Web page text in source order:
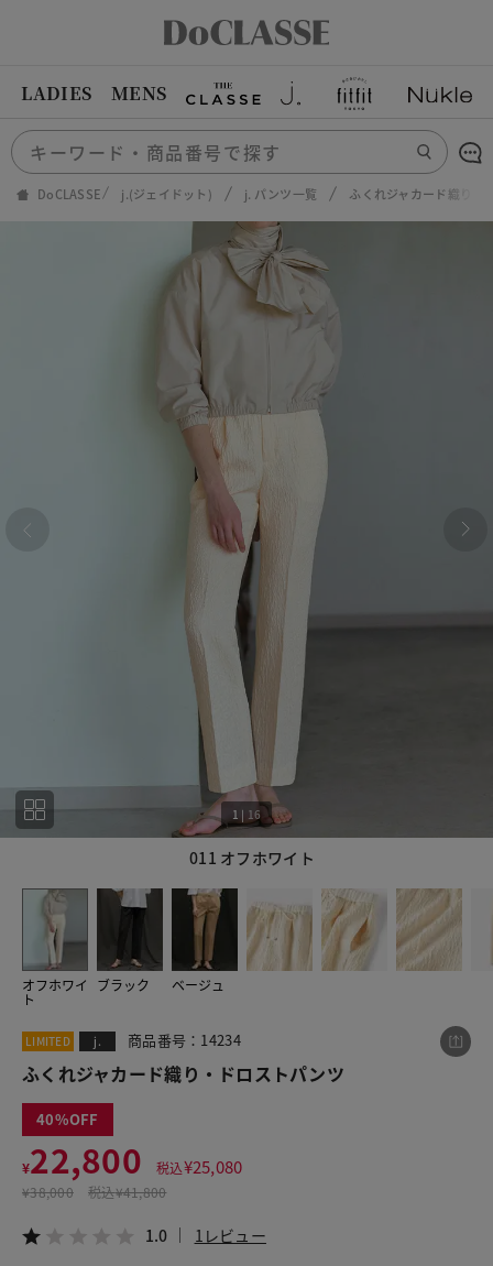
LADIES MENS
DoCLASSE j.(ジェイドット) j. パンツ一覧 ふくれジャカード織り・
011 オフホワイト
1 | 16
オフホワイ
ト
ブラック ベージュ
LIMITED j. 商品番号：14234
ふくれジャカード織り・ドロストパンツ
40
¥22,800 税込¥25,080
¥38,000 税込¥41,800
1.0 1レビュー
この商品をシェアする
¥22,800
税込¥25,080